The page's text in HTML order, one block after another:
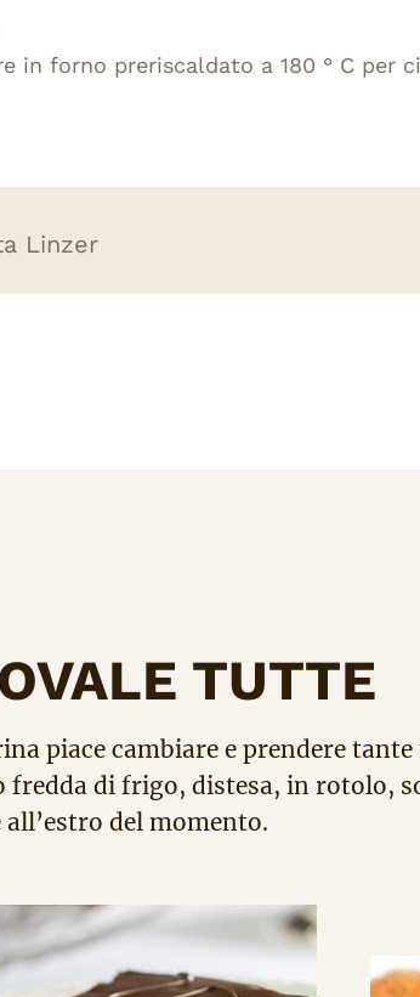
in forno preriscaldato a 180 ° C per
Linzer
TUTTE
piace cambiare e prendere
fredda di frigo, distesa, in rotolo,
all’estro del momento.